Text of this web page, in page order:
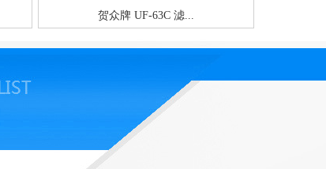
贺众牌 UF-63C 滤...